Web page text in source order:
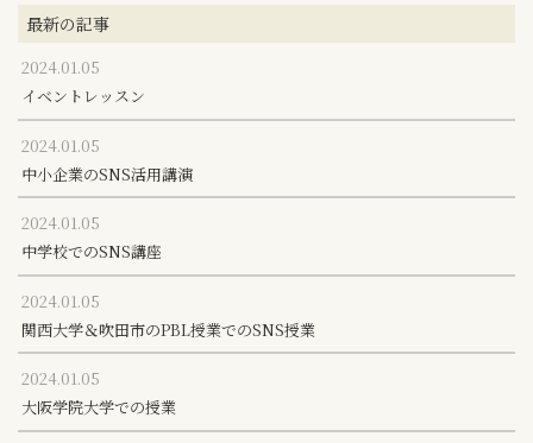
最新の記事
2024.01.05
イベントレッスン
2024.01.05
中小企業のSNS活用講演
2024.01.05
中学校でのSNS講座
2024.01.05
関西大学＆吹田市のPBL授業でのSNS授業
2024.01.05
大阪学院大学での授業